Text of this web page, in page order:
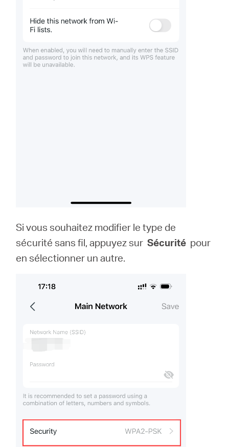
Si vous souhaitez modifier le type de
sécurité sans fil, appuyez surSécurité pour
en sélectionner un autre.